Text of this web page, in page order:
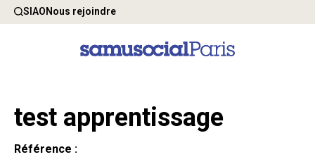
SIAONous rejoindre
test apprentissage
Référence :